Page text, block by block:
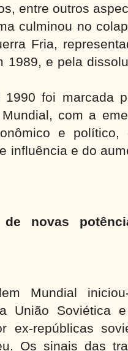
entre outros
culminou no
Fria,
1989, e pela
1990 foi marcada
com a
e político,
influência e do
de novas
Mundial
União Soviética
ex-repúblicas
Os sinais das